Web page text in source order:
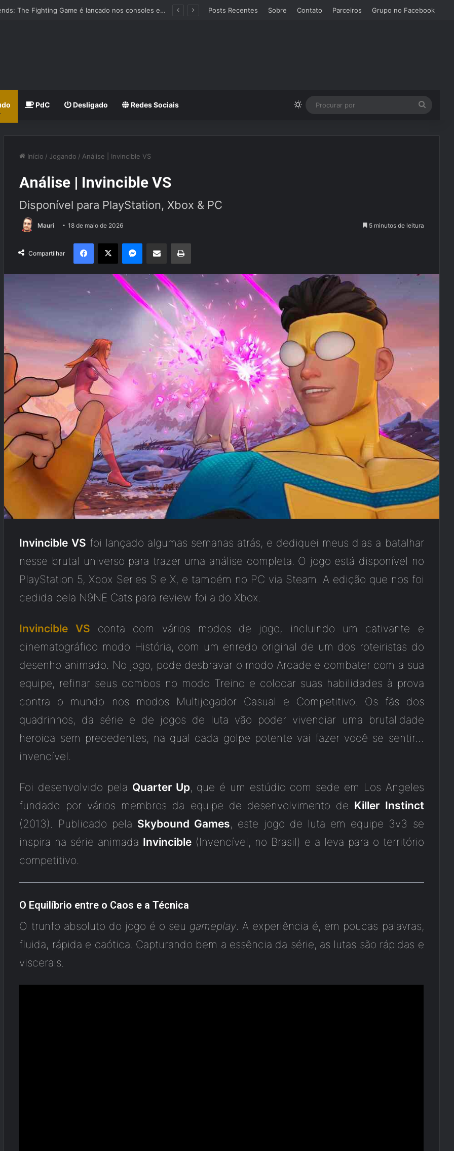
Dragon Ball: Sparking! Zero e os detalhes do DLC Super Limit-Breaking Neo Posts Recentes Sobre Contato Parceiros Grupo no Facebook
PdC Desligado Redes Sociais Switch skin
Início / Jogando / Análise | Invincible VS
Análise | Invincible VS
Disponível para PlayStation, Xbox & PC
Mauri 18 de maio de 2026 5 minutos de leitura
Compartilhar
X
Invincible VS foi lançado algumas semanas atrás, e dediquei meus dias a batalhar
nesse brutal universo para trazer uma análise completa. O jogo está disponível no
PlayStation 5, Xbox Series S e X, e também no PC via Steam. A edição que nos foi
cedida pela N9NE Cats para review foi a do Xbox.
Invincible VS conta com vários modos de jogo, incluindo um cativante e
cinematográfico modo História, com um enredo original de um dos roteiristas do
desenho animado. No jogo, pode desbravar o modo Arcade e combater com a sua
equipe, refinar seus combos no modo Treino e colocar suas habilidades à prova
contra o mundo nos modos Multijogador Casual e Competitivo. Os fãs dos
quadrinhos, da série e de jogos de luta vão poder vivenciar uma brutalidade
heroica sem precedentes, na qual cada golpe potente vai fazer você se sentir…
invencível.
Foi desenvolvido pela Quarter Up, que é um estúdio com sede em Los Angeles
fundado por vários membros da equipe de desenvolvimento de Killer Instinct
(2013). Publicado pela Skybound Games, este jogo de luta em equipe 3v3 se
inspira na série animada Invincible (Invencível, no Brasil) e a leva para o território
competitivo.
O Equilíbrio entre o Caos e a Técnica
O trunfo absoluto do jogo é o seu gameplay . A experiência é, em poucas palavras,
fluida, rápida e caótica. Capturando bem a essência da série, as lutas são rápidas e
viscerais.